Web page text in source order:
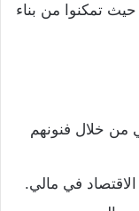
تمكنوا من بناء
من خلال فنونهم
في مالي.